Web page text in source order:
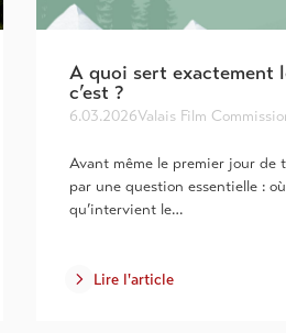
A quoi sert exactement
c’est ?
6.03.2026Valais Film
Avant même le premier jour de
par une question essentielle :
qu’intervient le…
Lire l'article